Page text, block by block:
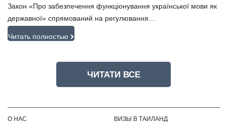
Закон «Про забезпечення функціонування української мови як
державної» спрямований на регулювання…
Читать полностью
ЧИТАТИ ВСЕ
О НАС
ВИЗЫ В ТАИЛАНД